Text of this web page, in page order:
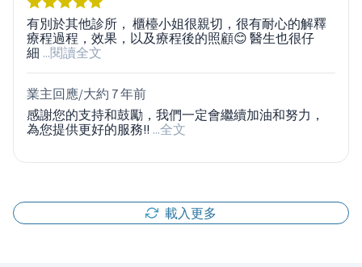
有別於其他診所， 櫃檯小姐很親切，很有耐心的解釋
療程過程，效果，以及療程後的照顧😊 醫生也很仔
細 ...閱讀全文
業主回應/大約 7 年前
感謝您的支持和鼓勵，我們一定會繼續加油和努力，
為您提供更好的服務!! ...全文
載入更多